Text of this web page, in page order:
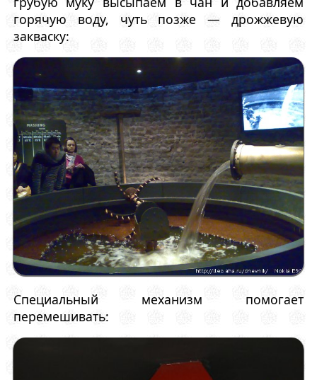
горячую воду, чуть позже — дрожжевую
закваску:
Специальный механизм помогает
перемешивать: